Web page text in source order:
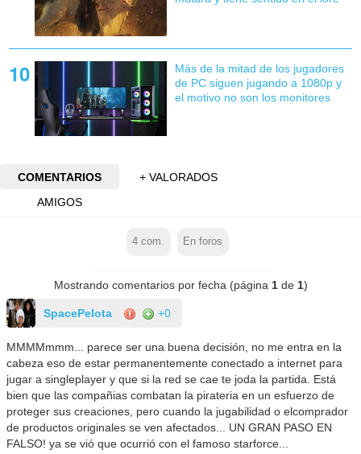
Más de la mitad de los jugadores
de PC siguen jugando a 1080p y
el motivo no son los monitores
COMENTARIOS
+ VALORADOS
AMIGOS
4 com. En foros
Mostrando comentarios por fecha (página 1de 1)
SpacePelota +0
MMMMmmm... parece ser una buena decisión, no me entra en la
cabeza eso de estar permanentemente conectado a internet para
jugar a singleplayer y que si la red se cae te joda la partida. Está
bien que las compañias combatan la pirateria en un esfuerzo de
proteger sus creaciones, pero cuando la jugabilidad o elcomprador
de productos originales se ven afectados... UN GRAN PASO EN
FALSO! ya se vió que ocurrió con el famoso starforce...